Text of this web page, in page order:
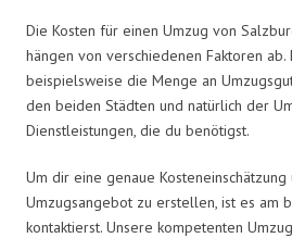
Die Kosten für einen Umzug von
hängen von verschiedenen Faktoren ab.
beispielsweise die Menge an
den beiden Städten und natürlich der
Dienstleistungen, die du benötigst.
Um dir eine genaue
Umzugsangebot zu erstellen, ist es am
kontaktierst. Unsere kompetenten